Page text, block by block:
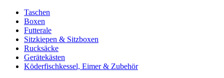
Taschen
Boxen
Futterale
Sitzkiepen & Sitzboxen
Rucksäcke
Gerätekästen
Köderfischkessel, Eimer & Zubehör